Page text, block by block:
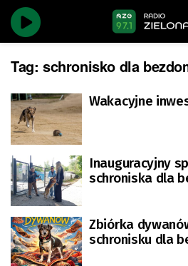
Tag: schronisko dla
Wakacyjne
Inauguracyjny
schroniska dla
Zbiórka
schronisku dla